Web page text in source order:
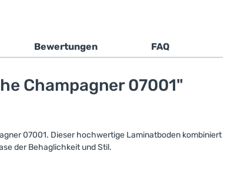
Bewertungen FAQ
Champagner 07001"
07001. Dieser hochwertige Laminatboden kombiniert
der Behaglichkeit und Stil.